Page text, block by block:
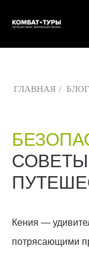
ГЛАВНАЯ / БЛОГ
Кения —
потрясающими